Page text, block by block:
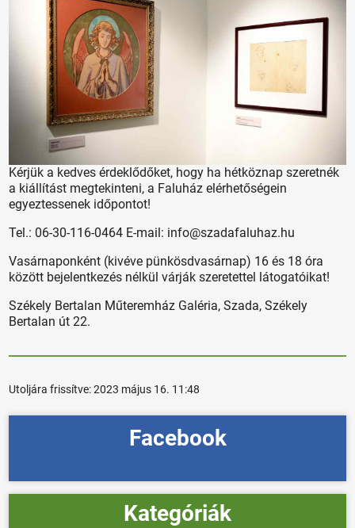
Kérjük a kedves érdeklődőket, hogy ha hétköznap szeretnék
a kiállítást megtekinteni, a Faluház elérhetőségein
egyeztessenek időpontot!
Tel.: 06-30-116-0464 E-mail: info@szadafaluhaz.hu
Vasárnaponként (kivéve pünkösdvasárnap) 16 és 18 óra
között bejelentkezés nélkül várják szeretettel látogatóikat!
Székely Bertalan Műteremház Galéria, Szada, Székely
Bertalan út 22.
Utoljára frissítve:2023 május 16. 11:48
Facebook
Kategóriák